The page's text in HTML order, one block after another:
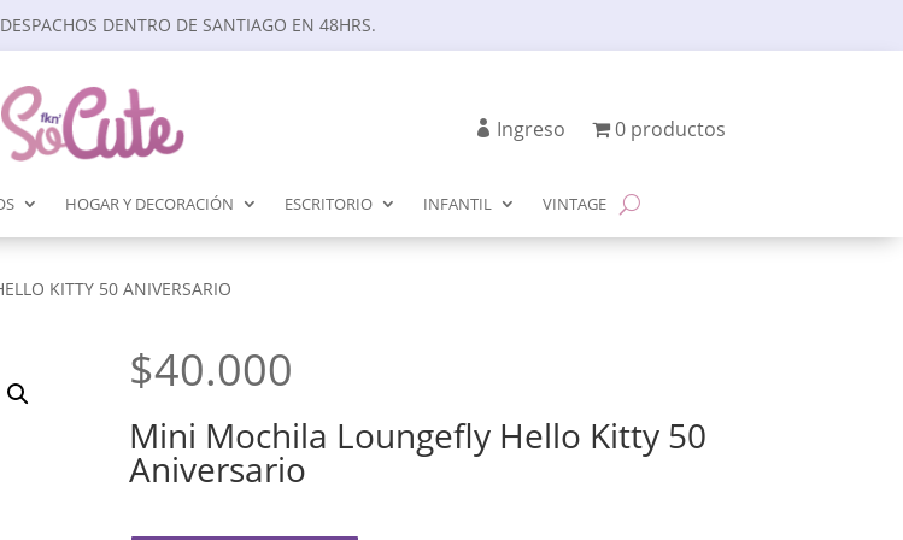
DENTRO DE SANTIAGO EN 48HRS.
Ingreso 0 productos
HOGAR Y DECORACIÓN ESCRITORIO INFANTIL VINTAGE
KITTY 50 ANIVERSARIO
$40.000
Mini Mochila Loungefly Hello Kitty 50
Aniversario
Mini